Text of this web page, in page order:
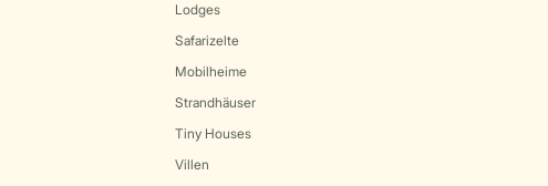
Lodges
Safarizelte
Mobilheime
Strandhäuser
Tiny Houses
Villen